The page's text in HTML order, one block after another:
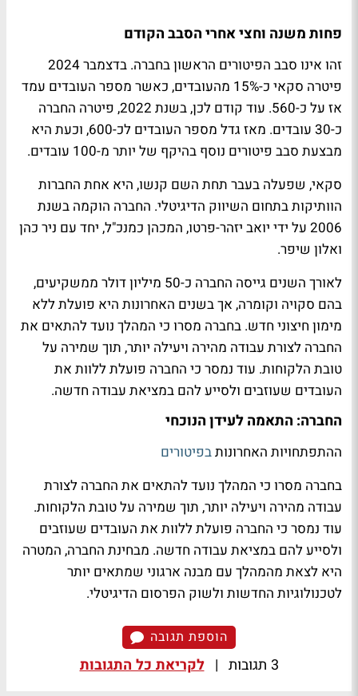
פחות משנה וחצי אחרי הסבב הקודם
זהו אינו סבב הפיטורים הראשון בחברה. בדצמבר 2024
פיטרה סקאי כ-15% מהעובדים, כאשר מספר העובדים עמד
אז על כ-560. עוד קודם לכן, בשנת 2022, פיטרה החברה
כ-30 עובדים. מאז גדל מספר העובדים לכ-600, וכעת היא
מבצעת סבב פיטורים נוסף בהיקף של יותר מ-100 עובדים.
סקאי, שפעלה בעבר תחת השם קנשו, היא אחת החברות
הוותיקות בתחום השיווק הדיגיטלי. החברה הוקמה בשנת
2006 על ידי יואב יזהר-פרטו, המכהן כמנכ"ל, יחד עם ניר כהן
ואלון שיפר.
לאורך השנים גייסה החברה כ-50 מיליון דולר ממשקיעים,
בהם סקויה וקומרה, אך בשנים האחרונות היא פועלת ללא
מימון חיצוני חדש. בחברה מסרו כי המהלך נועד להתאים את
החברה לצורת עבודה מהירה ויעילה יותר, תוך שמירה על
טובת הלקוחות. עוד נמסר כי החברה פועלת ללוות את
העובדים שעוזבים ולסייע להם במציאת עבודה חדשה.
החברה: התאמה לעידן הנוכחי
ההתפתחויות האחרונותבפיטורים
בחברה מסרו כי המהלך נועד להתאים את החברה לצורת
עבודה מהירה ויעילה יותר, תוך שמירה על טובת הלקוחות.
עוד נמסר כי החברה פועלת ללוות את העובדים שעוזבים
ולסייע להם במציאת עבודה חדשה. מבחינת החברה, המטרה
היא לצאת מהמהלך עם מבנה ארגוני שמתאים יותר
לטכנולוגיות החדשות ולשוק הפרסום הדיגיטלי.
הוספת תגובה
3 תגובות | לקריאת כל התגובות